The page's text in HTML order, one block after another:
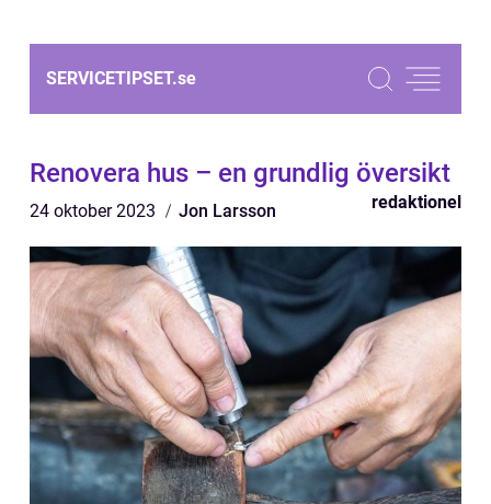
SERVICETIPSET.se
Renovera hus – en grundlig översikt
24 oktober 2023 Jon Larsson redaktionel